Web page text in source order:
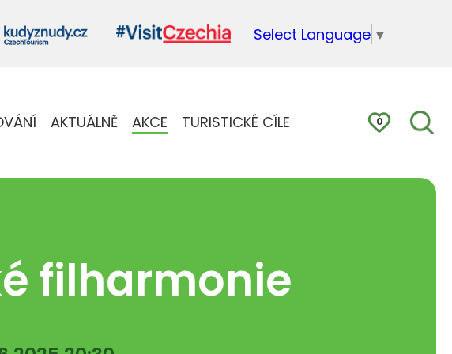
Select Language ▼
AKTUÁLNĚ AKCE TURISTICKÉ CÍLE 0
filharmonie